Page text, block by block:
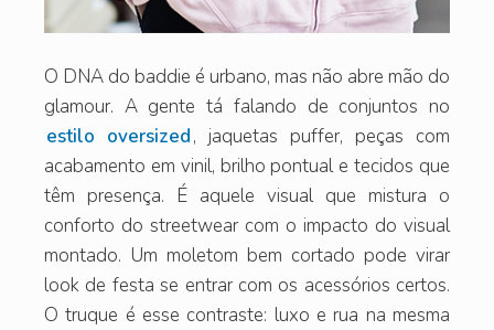
O DNA do baddie é urbano, mas não abre mão do
glamour. A gente tá falando de conjuntos no
estilo oversized, jaquetas puffer, peças com
acabamento em vinil, brilho pontual e tecidos que
têm presença. É aquele visual que mistura o
conforto do streetwear com o impacto do visual
montado. Um moletom bem cortado pode virar
look de festa se entrar com os acessórios certos.
O truque é esse contraste: luxo e rua na mesma